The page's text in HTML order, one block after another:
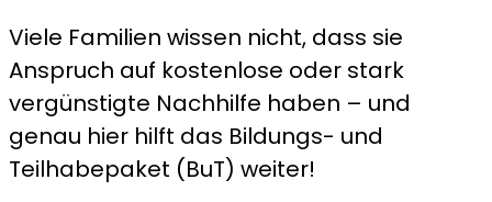
Viele Familien wissen nicht, dass sie
Anspruch auf kostenlose oder stark
vergünstigte Nachhilfe haben – und
genau hier hilft das Bildungs- und
Teilhabepaket (BuT) weiter!